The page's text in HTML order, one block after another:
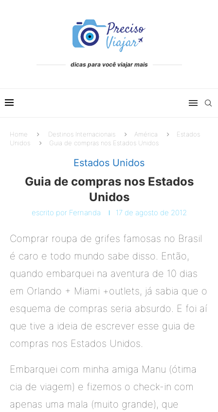
dicas para você viajar mais
Home Destinos Internacionais América
Estados
Unidos
Guia de compras nos Estados Unidos
Estados Unidos
Guia de compras nos Estados
Unidos
escrito por Fernanda 17 de agosto de 2012
Comprar roupa de grifes famosas no Brasil
é caro e todo mundo sabe disso. Então,
quando embarquei na aventura de 10 dias
em Orlando + Miami +outlets, já sabia que o
esquema de compras seria absurdo. E foi aí
que tive a ideia de escrever esse guia de
compras nos Estados Unidos.
Embarquei com minha amiga Manu (ótima
cia de viagem) e fizemos o check-in com
apenas uma mala (muito grande), que